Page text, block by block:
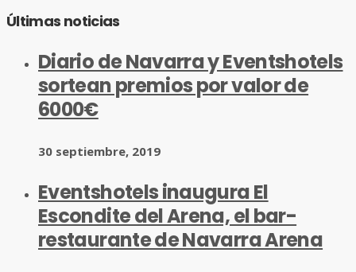
Últimas noticias
Diario de Navarra y Eventshotels
sortean premios por valor de
6000€
30 septiembre, 2019
Eventshotels inaugura El
Escondite del Arena, el bar-
restaurante de Navarra Arena